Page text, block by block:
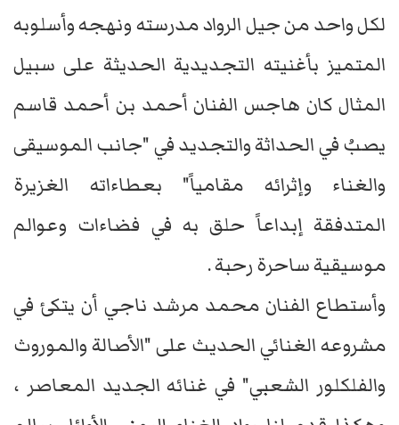
لكل واحد من جيل الرواد مدرسته ونهجه وأسلوبه
المتميز بأغنيته التجديدية الحديثة على سبيل
المثال كان هاجس الفنان أحمد بن أحمد قاسم
يصبُ في الحداثة والتجديد في "جانب الموسيقى
والغناء وإثرائه مقامياً" بعطاءاته الغزيرة
المتدفقة إبداعاً حلق به في فضاءات وعوالم
موسيقية ساحرة رحبة .
وأستطاع الفنان محمد مرشد ناجي أن يتكئ في
مشروعه الغنائي الحديث على "الأصالة والموروث
والفلكلور الشعبي" في غنائه الجديد المعاصر ،